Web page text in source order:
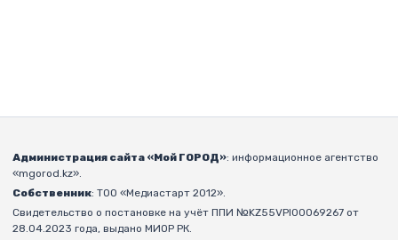
Администрация сайта «Мой ГОРОД»: информационное агентство
«mgorod.kz».
Собственник: ТОО «Медиастарт 2012».
Свидетельство о постановке на учёт ППИ №KZ55VPI00069267 от
28.04.2023 года, выдано МИОР РК.